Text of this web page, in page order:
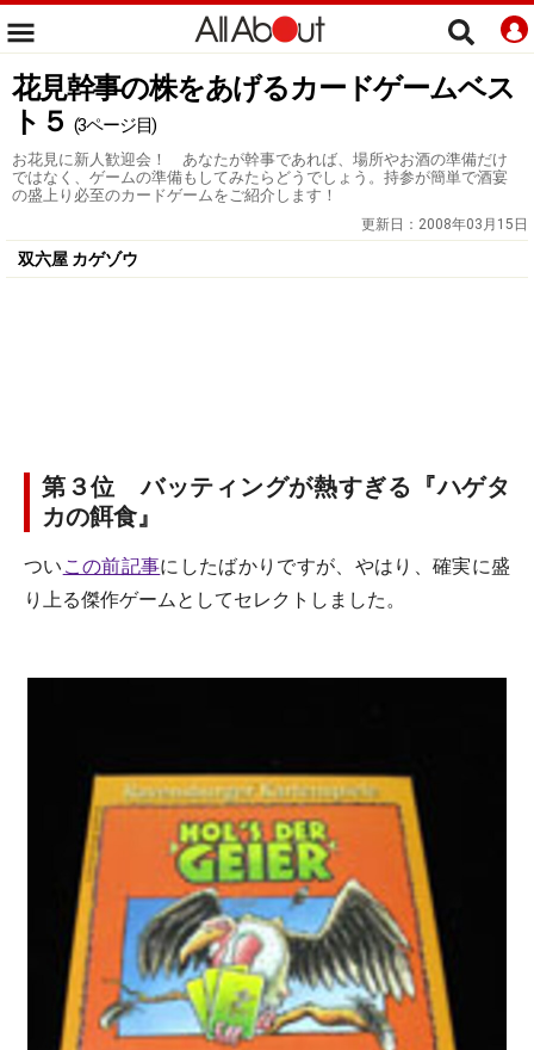
花見幹事の株をあげるカードゲームベス
ト５ (3ページ目)
お花見に新人歓迎会！ あなたが幹事であれば、場所やお酒の準備だけ
ではなく、ゲームの準備もしてみたらどうでしょう。持参が簡単で酒宴
の盛上り必至のカードゲームをご紹介します！
更新日： 2008年03月15日
双六屋 カゲゾウ
第３位 バッティングが熱すぎる『ハゲタ
カの餌食』
つい この前記事にしたばかりですが、やはり、確実に盛
り上る傑作ゲームとしてセレクトしました。